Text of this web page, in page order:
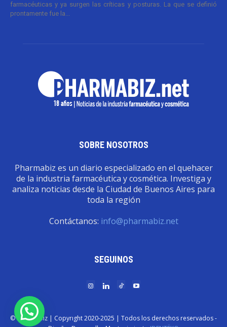
farmacéuticas y ya surgen las críticas y posturas. La que se definió
prontamente fue la...
SOBRE NOSOTROS
Pharmabiz es un diario especializado en el quehacer
de la industria farmacéutica y cosmética. Investiga y
analiza noticias desde la Ciudad de Buenos Aires para
toda la región
Contáctanos: info@pharmabiz.net
SEGUINOS
© Pharmabiz | Copyrıght 2020-2025 | Todos los derechos reservados -